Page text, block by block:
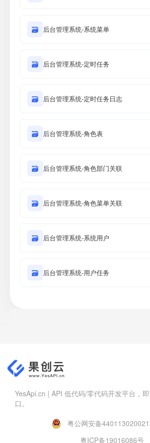
🗃 后台管理系统-系统菜单
🗃 后台管理系统-定时任务
🗃 后台管理系统-定时任务日志
🗃 后台管理系统-角色表
🗃 后台管理系统-角色部门关联
🗃 后台管理系统-角色菜单关联
🗃 后台管理系统-系统用户
🗃 后台管理系统-用户任务
YesApi.cn | API 低代码/零代码开发平台，
口。
粤公网安备
粤ICP备19016086号